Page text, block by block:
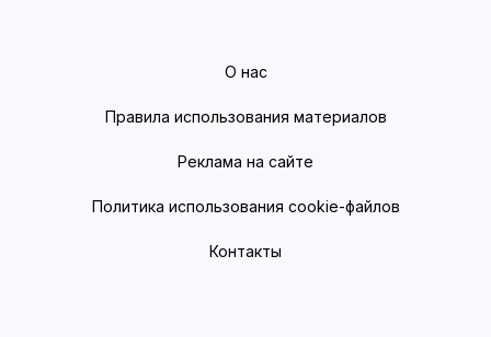
О нас
Правила использования материалов
Реклама на сайте
Политика использования cookie-файлов
Контакты